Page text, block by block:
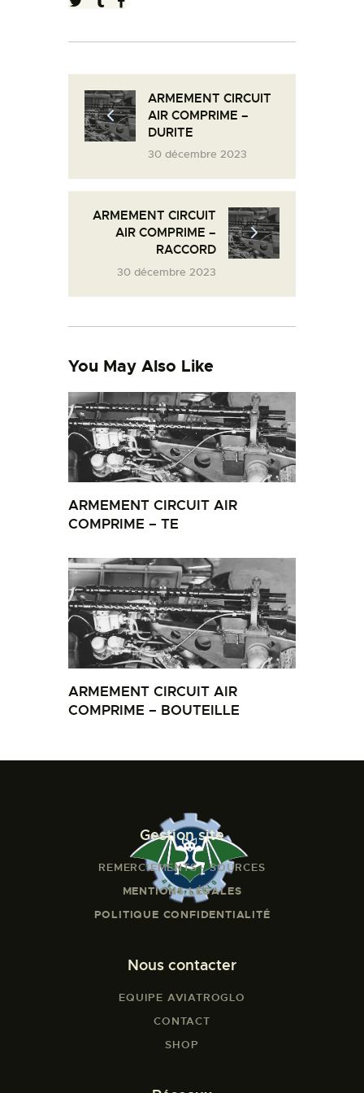
LA SNCAC
PROJET ATELIER DE
L’AIR 606
LA PISTE D’ENVOL
ARMEMENT CIRCUIT
AIR COMPRIME –
DURITE
30 décembre 2023
ARMEMENT CIRCUIT
AIR COMPRIME –
RACCORD
30 décembre 2023
You May Also Like
ARMEMENT CIRCUIT AIR
COMPRIME – TE
ARMEMENT CIRCUIT AIR
COMPRIME – BOUTEILLE
Gestion site
REMERCIEMENTS - SOURCES
MENTIONS LÉGALES
POLITIQUE CONFIDENTIALITÉ
Nous contacter
EQUIPE AVIATROGLO
CONTACT
SHOP